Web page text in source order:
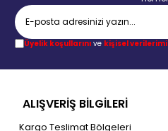
Üyelik koşullarınıve kişisel
ALIŞVERİŞ BİLGİLERİ
Kargo Teslimat Bölgeleri